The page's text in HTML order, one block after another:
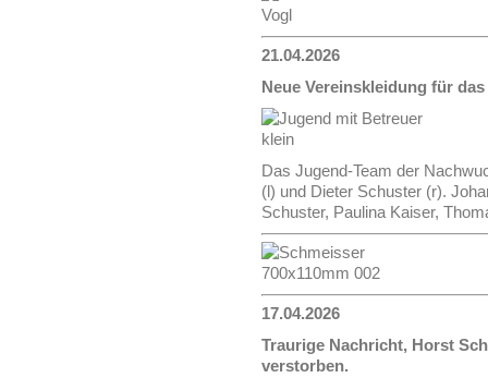
21.04.2026
Neue Vereinskleidung für
Das Jugend-Team der
(l) und Dieter Schuster (r).
Schuster, Paulina Kaiser,
17.04.2026
Traurige Nachricht, Horst
verstorben.